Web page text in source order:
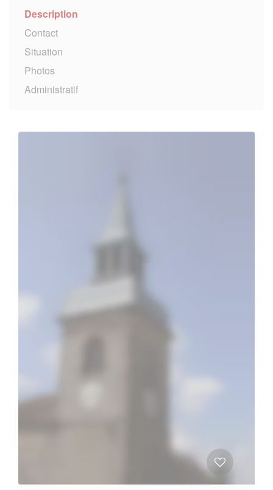
Description
Contact
Situation
Photos
Administratif